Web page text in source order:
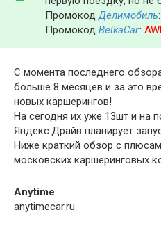
ПромокодДелимобиль:
Промокод BelkaCar:
С момента последнего
больше 8 месяцев и за это
новых каршерингов!
На сегодня их уже 13шт и на
Яндекс.Драйв планирует
Ниже краткий обзор с
московских каршеринговых
Anytime
anytimecar.ru